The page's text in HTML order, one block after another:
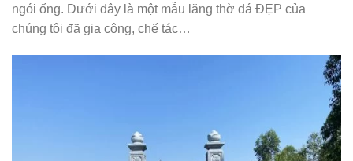
ngói ống. Dưới đây là một mẫu lăng thờ đá ĐẸP của
chúng tôi đã gia công, chế tác…